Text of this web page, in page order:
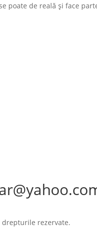
poate de reală și face
drepturile rezervate.